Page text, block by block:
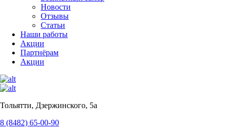
Новости
Отзывы
Статьи
Наши работы
Акции
Партнёрам
Акции
Тольятти, Дзержинского, 5а
8 (8482) 65-00-90